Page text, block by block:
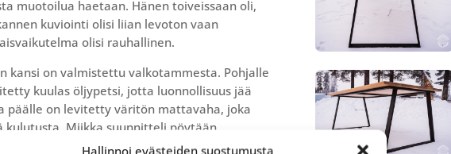
Hallinnoi evästeiden suostumusta
muotoilua haetaan. Hänen toiveissaan oli,
kuviointi olisi liian levoton vaan
olisi rauhallinen.
kansi on valmistettu valkotammesta. Pohjalle
kuulas öljypetsi, jotta luonnollisuus jää
päälle on levitetty väritön mattavaha, joka
kulutusta. Miikka suunnitteli pöytään
sekä materiaalit. Pöydän